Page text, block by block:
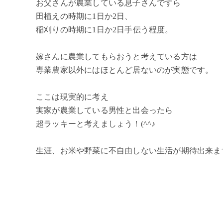
お父さんが農業している息子さんですら
田植えの時期に1日か2日、
稲刈りの時期に1日か2日手伝う程度。
嫁さんに農業してもらおうと考えている方は
専業農家以外にはほとんど居ないのが実態です。
ここは現実的に考え
実家が農業している男性と出会ったら
超ラッキーと考えましょう！(^^♪
生涯、お米や野菜に不自由しない生活が期待出来